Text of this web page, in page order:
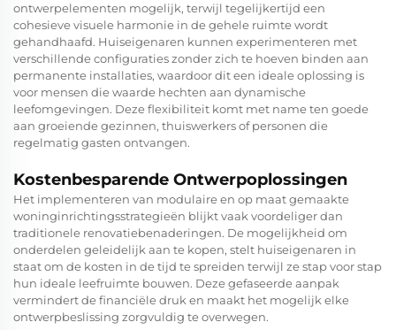
ontwerpelementen mogelijk, terwijl tegelijkertijd een
cohesieve visuele harmonie in de gehele ruimte wordt
gehandhaafd. Huiseigenaren kunnen experimenteren met
verschillende configuraties zonder zich te hoeven binden aan
permanente installaties, waardoor dit een ideale oplossing is
voor mensen die waarde hechten aan dynamische
leefomgevingen. Deze flexibiliteit komt met name ten goede
aan groeiende gezinnen, thuiswerkers of personen die
regelmatig gasten ontvangen.
Kostenbesparende Ontwerpoplossingen
Het implementeren van modulaire en op maat gemaakte
woninginrichtingsstrategieën blijkt vaak voordeliger dan
traditionele renovatiebenaderingen. De mogelijkheid om
onderdelen geleidelijk aan te kopen, stelt huiseigenaren in
staat om de kosten in de tijd te spreiden terwijl ze stap voor stap
hun ideale leefruimte bouwen. Deze gefaseerde aanpak
vermindert de financiële druk en maakt het mogelijk elke
ontwerpbeslissing zorgvuldig te overwegen.